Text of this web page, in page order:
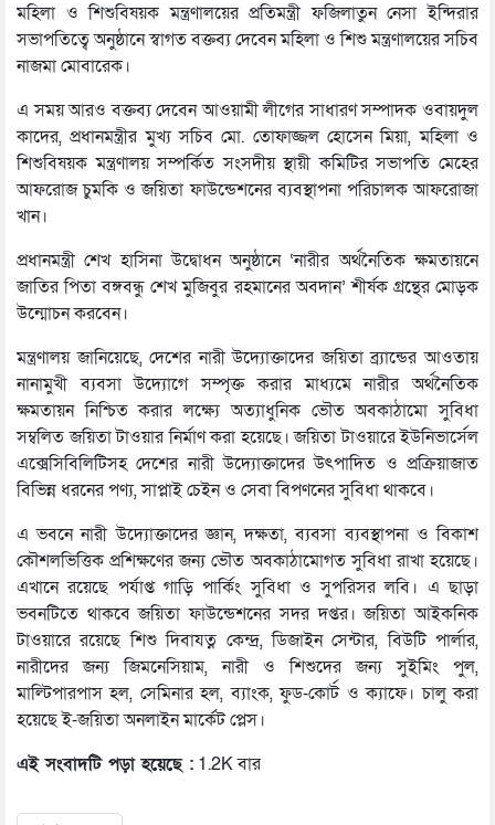
মহিলা ও শিশুবিষয়ক মন্ত্রণালয়ের প্রতিমন্ত্রী ফজিলাতুন নেসা ইন্দিরার
সভাপতিত্বে অনুষ্ঠানে স্বাগত বক্তব্য দেবেন মহিলা ও শিশু মন্ত্রণালয়ের সচিব
নাজমা মোবারেক।
এ সময় আরও বক্তব্য দেবেন আওয়ামী লীগের সাধারণ সম্পাদক ওবায়দুল
কাদের, প্রধানমন্ত্রীর মুখ্য সচিব মো. তোফাজ্জল হোসেন মিয়া, মহিলা ও
শিশুবিষয়ক মন্ত্রণালয় সম্পর্কিত সংসদীয় স্থায়ী কমিটির সভাপতি মেহের
আফরোজ চুমকি ও জয়িতা ফাউন্ডেশনের ব্যবস্থাপনা পরিচালক আফরোজা
খান।
প্রধানমন্ত্রী শেখ হাসিনা উদ্বোধন অনুষ্ঠানে ‘নারীর অর্থনৈতিক ক্ষমতায়নে
জাতির পিতা বঙ্গবন্ধু শেখ মুজিবুর রহমানের অবদান’ শীর্ষক গ্রন্থের মোড়ক
উন্মোচন করবেন।
মন্ত্রণালয় জানিয়েছে, দেশের নারী উদ্যোক্তাদের জয়িতা ব্র্যান্ডের আওতায়
নানামুখী ব্যবসা উদ্যোগে সম্পৃক্ত করার মাধ্যমে নারীর অর্থনৈতিক
ক্ষমতায়ন নিশ্চিত করার লক্ষ্যে অত্যাধুনিক ভৌত অবকাঠামো সুবিধা
সম্বলিত জয়িতা টাওয়ার নির্মাণ করা হয়েছে। জয়িতা টাওয়ারে ইউনিভার্সেল
এক্সেসিবিলিটিসহ দেশের নারী উদ্যোক্তাদের উৎপাদিত ও প্রক্রিয়াজাত
বিভিন্ন ধরনের পণ্য, সাপ্লাই চেইন ও সেবা বিপণনের সুবিধা থাকবে।
এ ভবনে নারী উদ্যোক্তাদের জ্ঞান, দক্ষতা, ব্যবসা ব্যবস্থাপনা ও বিকাশ
কৌশলভিত্তিক প্রশিক্ষণের জন্য ভৌত অবকাঠামোগত সুবিধা রাখা হয়েছে।
এখানে রয়েছে পর্যাপ্ত গাড়ি পার্কিং সুবিধা ও সুপরিসর লবি। এ ছাড়া
ভবনটিতে থাকবে জয়িতা ফাউন্ডেশনের সদর দপ্তর। জয়িতা আইকনিক
টাওয়ারে রয়েছে শিশু দিবাযত্ন কেন্দ্র, ডিজাইন সেন্টার, বিউটি পার্লার,
নারীদের জন্য জিমনেসিয়াম, নারী ও শিশুদের জন্য সুইমিং পুল,
মাল্টিপারপাস হল, সেমিনার হল, ব্যাংক, ফুড-কোর্ট ও ক্যাফে। চালু করা
হয়েছে ই-জয়িতা অনলাইন মার্কেট প্লেস।
এই সংবাদটি পড়া হয়েছে : 1.2K বার